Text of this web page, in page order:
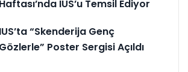
Haftası’nda IUS’u Temsil Ediyor
IUS’ta “Skenderija Genç
Gözlerle” Poster Sergisi Açıldı